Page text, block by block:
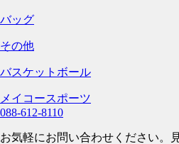
バッグ
その他
バスケットボール
メイコースポーツ
088-612-8110
お気軽にお問い合わせください。